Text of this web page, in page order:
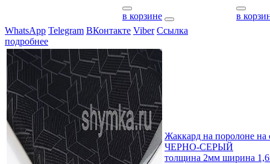
в корзине
в
WhatsApp Telegram ВКонтакте Viber Ссылка
подробнее
Жаккард на поролоне на
ЧЕРНО-СЕРЫЙ
толщина 2мм ширина